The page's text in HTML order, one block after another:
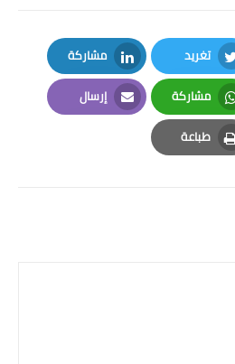
تغريد
Twitter
مشاركة
LinkedIn
مشاركة
Whatsapp
إرسال
Email
طباعة
Print